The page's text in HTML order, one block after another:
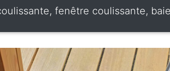
fenêtre coulissante,